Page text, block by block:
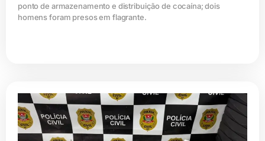
ponto de armazenamento e distribuição de cocaína; dois
homens foram presos em flagrante.